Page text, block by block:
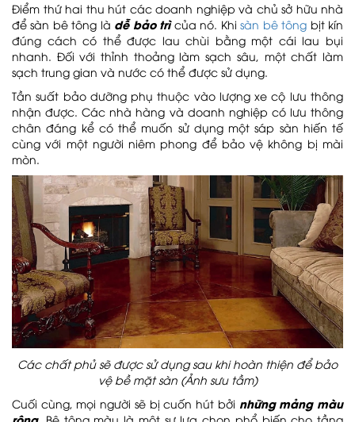
Điểm thứ hai thu hút các doanh nghiệp và chủ sở hữu nhà
để sàn bê tông là dễ bảo trìcủa nó. Khi sàn bê tông bịt kín
đúng cách có thể được lau chùi bằng một cái lau bụi
nhanh. Đối với thỉnh thoảng làm sạch sâu, một chất làm
sạch trung gian và nước có thể được sử dụng.
Tần suất bảo dưỡng phụ thuộc vào lượng xe cộ lưu thông
nhận được. Các nhà hàng và doanh nghiệp có lưu thông
chân đáng kể có thể muốn sử dụng một sáp sàn hiến tế
cùng với một người niêm phong để bảo vệ không bị mài
mòn.
Các chất phủ sẽ được sử dụng sau khi hoàn thiện để bảo
vệ bề mặt sàn (Ảnh sưu tầm)
Cuối cùng, mọi người sẽ bị cuốn hút bởi những mảng màu